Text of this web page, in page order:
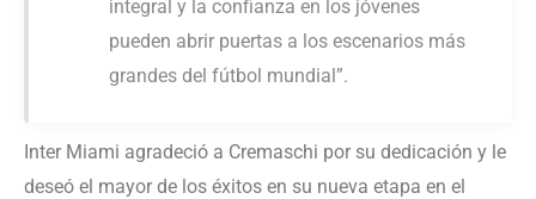
integral y la confianza en los jóvenes
pueden abrir puertas a los escenarios más
grandes del fútbol mundial”.
Inter Miami agradeció a Cremaschi por su dedicación y le
deseó el mayor de los éxitos en su nueva etapa en el